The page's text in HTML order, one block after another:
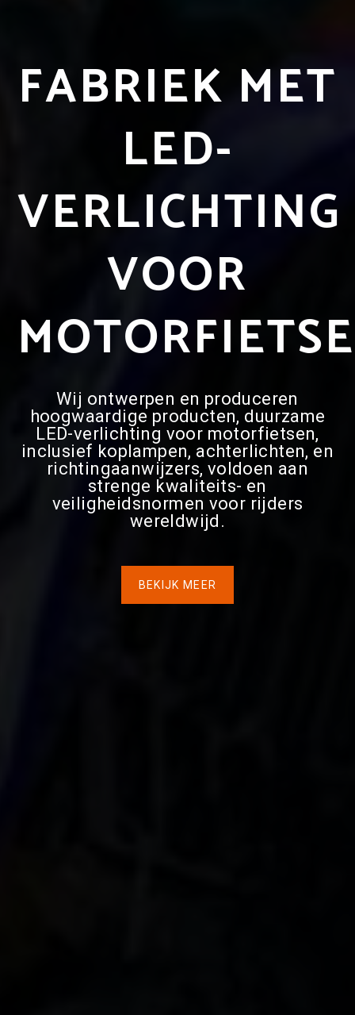
FABRIEK MET
LED-
VERLICHTING
VOOR
Wij ontwerpen en produceren
hoogwaardige producten, duurzame
LED-verlichting voor motorfietsen,
inclusief koplampen, achterlichten, en
richtingaanwijzers, voldoen aan
strenge kwaliteits- en
veiligheidsnormen voor rijders
wereldwijd.
BEKIJK MEER